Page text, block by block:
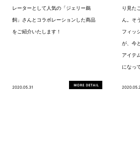
レーターとして人気の「ジェリー鵜
飼」さんとコラボレーションした商品
をご紹介いたします！
2020.05.31
り見た
ん。そ
フィッ
が、今
アイテ
になっ